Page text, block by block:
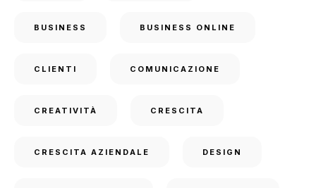
BUSINESS BUSINESS ONLINE
CLIENTI COMUNICAZIONE
CREATIVITÀ CRESCITA
CRESCITA AZIENDALE DESIGN